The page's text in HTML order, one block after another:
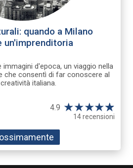
quando a Milano
un'imprenditoria
d'epoca, un viaggio nella
che consentì di far conoscere al
italiana.
4.9 ★★★★☆
★
14 recensioni